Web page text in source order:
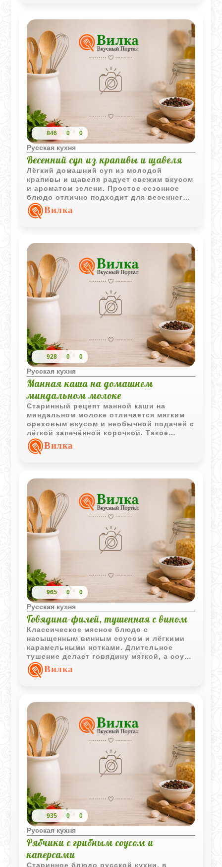
846 0 0
Русская кухня
Весенний суп из крапивы и щавеля
Лёгкий домашний суп из молодой
крапивы и щавеля радует свежим вкусом
и ароматом зелени. Простое сезонное
блюдо отлично подходит для весеннего
и летнего меню.
Вилка
928 0 0
Русская кухня
Манная каша на домашнем
миндальном молоке
Старинный рецепт манной каши на
миндальном молоке отличается мягким
ореховым вкусом и необычной подачей с
лёгкой запечённой корочкой. Такое
блюдо может стать как завтраком, так и
самостоятельным десертом.
Вилка
965 0 0
Русская кухня
Говядина-филей, тушенная с вином
Классическое мясное блюдо с
насыщенным винным соусом и лёгкими
карамельными нотками. Длительное
тушение делает говядину мягкой, а соус
приобретает глубокий и выразительный
вкус.Вилка
935 0 0
Русская кухня
Рябчики с грибным соусом и
каперсами
Старинное блюдо русской кухни, в